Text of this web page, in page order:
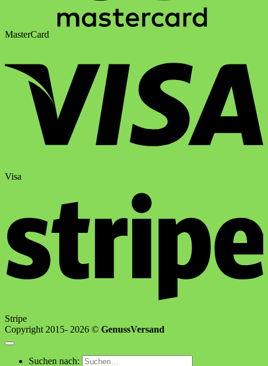
MasterCard
Visa
Stripe
Copyright 2015- 2026 © GenussVersand
Suchen nach: